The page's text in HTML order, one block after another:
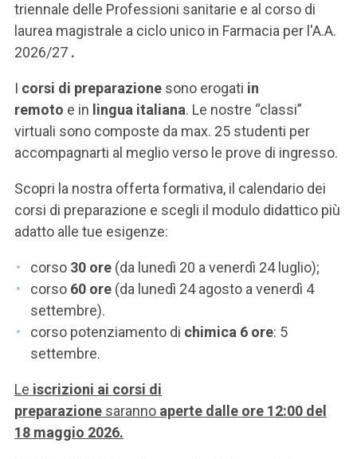
triennale delle Professioni sanitarie e al corso di
laurea magistrale a ciclo unico in Farmacia per l'A.A.
2026/27 .
I corsi di preparazione sono erogati in
remoto e in lingua italiana. Le nostre “classi”
virtuali sono composte da max. 25 studenti per
accompagnarti al meglio verso le prove di ingresso.
Scopri la nostra offerta formativa, il calendario dei
corsi di preparazione e scegli il modulo didattico più
adatto alle tue esigenze:
corso 30 ore (da lunedì 20 a venerdì 24 luglio);
corso 60 ore (da lunedì 24 agosto a venerdì 4
settembre).
corso potenziamento di chimica 6 ore: 5
settembre.
Le iscrizioni ai corsi di
preparazione saranno aperte dalle ore 12:00 del
18 maggio 2026.